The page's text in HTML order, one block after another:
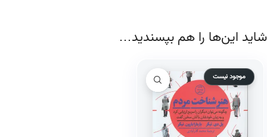
شاید این‌ها را هم بپسندید…
موجود نیست